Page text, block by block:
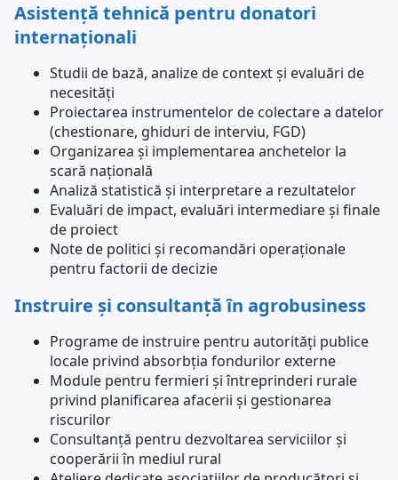
Asistență tehnică pentru donatori
internaționali
Studii de bază, analize de context și evaluări de
necesități
Proiectarea instrumentelor de colectare a datelor
(chestionare, ghiduri de interviu, FGD)
Organizarea și implementarea anchetelor la
scară națională
Analiză statistică și interpretare a rezultatelor
Evaluări de impact, evaluări intermediare și finale
de proiect
Note de politici și recomandări operaționale
pentru factorii de decizie
Instruire și consultanță în agrobusiness
Programe de instruire pentru autorități publice
locale privind absorbția fondurilor externe
Module pentru fermieri și întreprinderi rurale
privind planificarea afacerii și gestionarea
riscurilor
Consultanță pentru dezvoltarea serviciilor și
cooperării în mediul rural